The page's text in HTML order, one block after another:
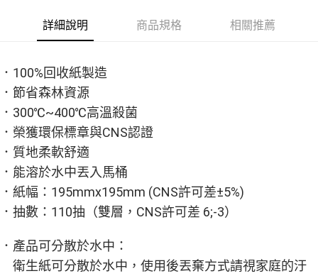
相關說明
流程，驗證手機門號後，選擇欲分期的期數、繳款截止日，確認付款後即完
成交易。
3.實際核准額度、可分期數及費用金額請依後續交易確認頁面所載為準。
4.訂單成立30分鐘內，如未前往確認交易或遇審核未通過，訂單將自動取
消。如遇「轉專審核」未通過狀況，表示未達大哥付你分期系統評分，恕無
法說明評估內容。
【繳款方式說明】
1.分期款項不併入電信帳單，「大哥付你分期」於每月結算日後寄送繳費提
醒簡訊。
2.透過簡訊連結打開帳單後，可選擇「超商條碼／台灣大直營門市／銀行轉
帳／街口支付／iPASS MONEY」等通路繳費。
1.本服務係由「台灣大哥大股份有限公司」（以下簡稱本公司）所提供，讓
用戶於交易時，得透過本服務購買商品或服務，並由商店將買賣／分期付款
買賣價金債權讓與本公司後，依約使用本公司帳單繳交帳款。
相關說明
【關於「AFTEE先享後付」】
AFTEE先享後付是「在收到商品之後才付款」的支付方式。 讓您購物簡單
便利好安心！
１．簡單：不需註冊會員、不需綁卡、不需儲值。
２．便利：只要手機號碼，簡訊認證，即可結帳。
３．安心：先確認商品／服務後，再付款。
【「AFTEE先享後付」結帳流程】
１．於結帳方式選擇「AFTEE先享後付」後，將跳轉至「AFTEE先享後付」
結帳頁面，進行簡訊認證並確認金額後，即可完成結帳。
２．訂單成立數日內，您將收到繳費通知簡訊。
３．收到繳費通知簡訊後14天內，點擊此簡訊中的連結，可透過四大超商／
※ 請注意：結帳手續完成當下不需立刻繳費，但若您需要取消訂單，請聯絡
購買商品的店家。未經商家同意取消之訂單仍視為有效，需透過AFTEE先享
後付繳納相關費用。
ATM付款
運送方式
免運優惠
免運費
詳細說明 商品規格 相關推薦
．100%回收紙製造
．節省森林資源
．300℃~400℃高溫殺菌
．榮獲環保標章與CNS認證
．質地柔軟舒適
．能溶於水中丟入馬桶
．紙幅：195mmx195mm (CNS許可差±5%)
．抽數：110抽（雙層，CNS許可差 6;-3）
．產品可分散於水中：
衛生紙可分散於水中，使用後丟棄方式請視家庭的汙